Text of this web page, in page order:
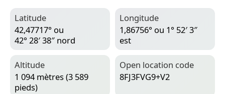
Latitude
42,47717° ou
42° 28′ 38″ nord
Longitude
1,86756° ou 1° 52′ 3″
est
Altitude
1 094 mètres (3 589
pieds)
Open location code
8FJ3FVG9+V2